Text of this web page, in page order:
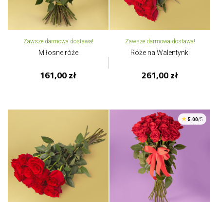
Zawsze darmowa dostawa!
Miłosne róże
161,00 zł
Zawsze darmowa dostawa!
Róże na Walentynki
261,00 zł
5.00/5